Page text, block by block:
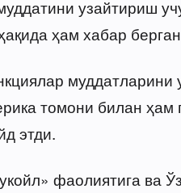
узайтириш
ҳам хабар
муддатларини
томони билан ҳам
этди.
фаолиятига ва